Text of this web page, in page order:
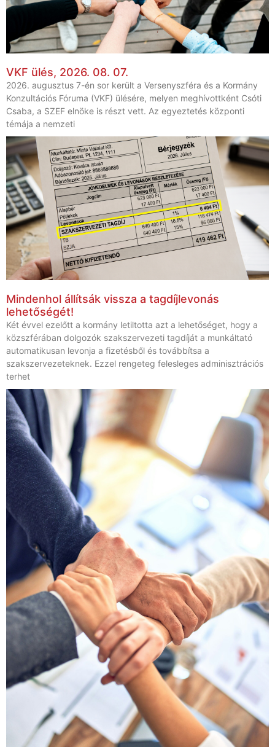
VKF ülés, 2026. 08. 07.
2026. augusztus 7-én sor került a Versenyszféra és a Kormány
Konzultációs Fóruma (VKF) ülésére, melyen meghívottként Csóti
Csaba, a SZEF elnöke is részt vett. Az egyeztetés központi
témája a nemzeti
Mindenhol állítsák vissza a tagdíjlevonás
lehetőségét!
Két évvel ezelőtt a kormány letiltotta azt a lehetőséget, hogy a
közszférában dolgozók szakszervezeti tagdíját a munkáltató
automatikusan levonja a fizetésből és továbbítsa a
szakszervezeteknek. Ezzel rengeteg felesleges adminisztrációs
terhet